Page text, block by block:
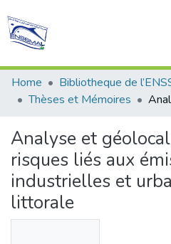
Communities
All of
Home
Bibliotheque de
Thèses et Mémoires
Analyse et
risques liés aux
industrielles et
littorale